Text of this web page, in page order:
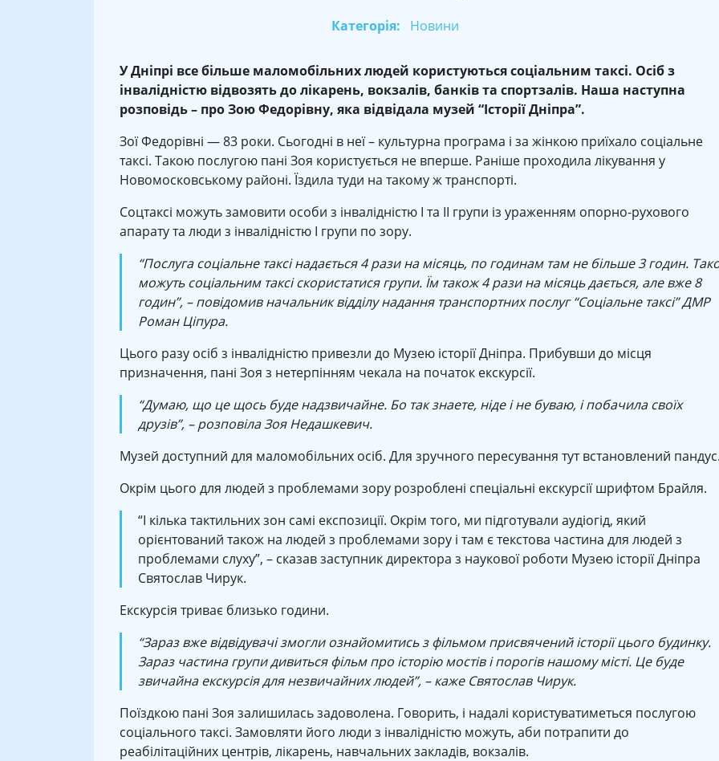
Категорія: Новини
У Дніпрі все більше маломобільних людей користуються соціальним таксі. Осіб з
інвалідністю відвозять до лікарень, вокзалів, банків та спортзалів. Наша наступна
розповідь – про Зою Федорівну, яка відвідала музей “Історії Дніпра”.
Зої Федорівні — 83 роки. Сьогодні в неї – культурна програма і за жінкою приїхало соціальне
таксі. Такою послугою пані Зоя користується не вперше. Раніше проходила лікування у
Новомосковському районі. Їздила туди на такому ж транспорті.
Соцтаксі можуть замовити особи з інвалідністю I та II групи із ураженням опорно-рухового
апарату та люди з інвалідністю І групи по зору.
“Послуга соціальне таксі надається 4 рази на місяць, по годинам там не більше 3 годин.
можуть соціальним таксі скористатися групи. Їм також 4 рази на місяць дається, але вже 8
годин”, – повідомив начальник відділу надання транспортних послуг “Соціальне таксі” ДМР
Роман Ціпура.
Цього разу осіб з інвалідністю привезли до Музею історії Дніпра. Прибувши до місця
призначення, пані Зоя з нетерпінням чекала на початок екскурсії.
“Думаю, що це щось буде надзвичайне. Бо так знаете, ніде і не буваю, і побачила своїх
друзів”, – розповіла Зоя Недашкевич.
Музей доступний для маломобільних осіб. Для зручного пересування тут встановлений
Окрім цього для людей з проблемами зору розроблені спеціальні екскурсії шрифтом Брайля.
“І кілька тактильних зон самі експозиції. Окрім того, ми підготували аудіогід, який
орієнтований також на людей з проблемами зору і там є текстова частина для людей з
проблемами слуху”, – сказав заступник директора з наукової роботи Музею історії Дніпра
Святослав Чирук.
Екскурсія триває близько години.
“Зараз вже відвідувачі змогли ознайомитись з фільмом присвячений історії цього будинку.
Зараз частина групи дивиться фільм про історію мостів і порогів нашому місті. Це буде
звичайна екскурсія для незвичайних людей”, – каже Святослав Чирук.
Поїздкою пані Зоя залишилась задоволена. Говорить, і надалі користуватиметься послугою
соціального таксі. Замовляти його люди з інвалідністю можуть, аби потрапити до
реабілітаційних центрів, лікарень, навчальних закладів, вокзалів.